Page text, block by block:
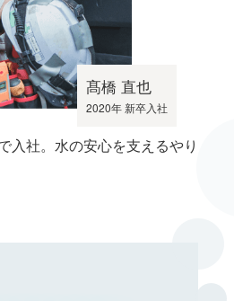
髙橋 直也
2020年 新卒入社
入社。水の安心を支えるやり